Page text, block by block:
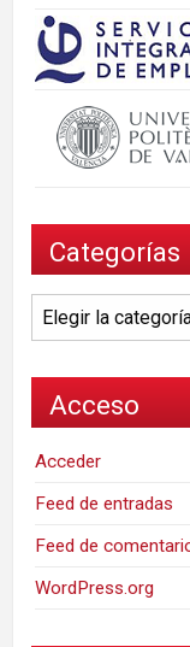
Categorías
Categorías
Acceso
Acceder
Feed de entradas
Feed de
WordPress.org